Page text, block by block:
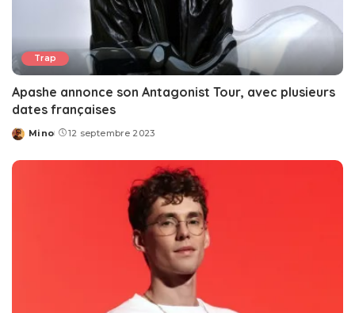
Trap
Apashe annonce son Antagonist Tour, avec plusieurs
dates françaises
Posted
Mino 12 septembre 2023